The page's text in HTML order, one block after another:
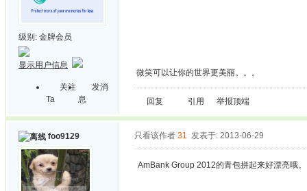
级别: 金牌会员
显示用户信息
关注
Ta
发消
息
微笑可以让你的世界更美丽。。。
回复 引用 举报顶端
foo9129 只看该作者 31 发表于: 2013-06-29
AmBank Group 2012的青包拼起来好漂亮哦。